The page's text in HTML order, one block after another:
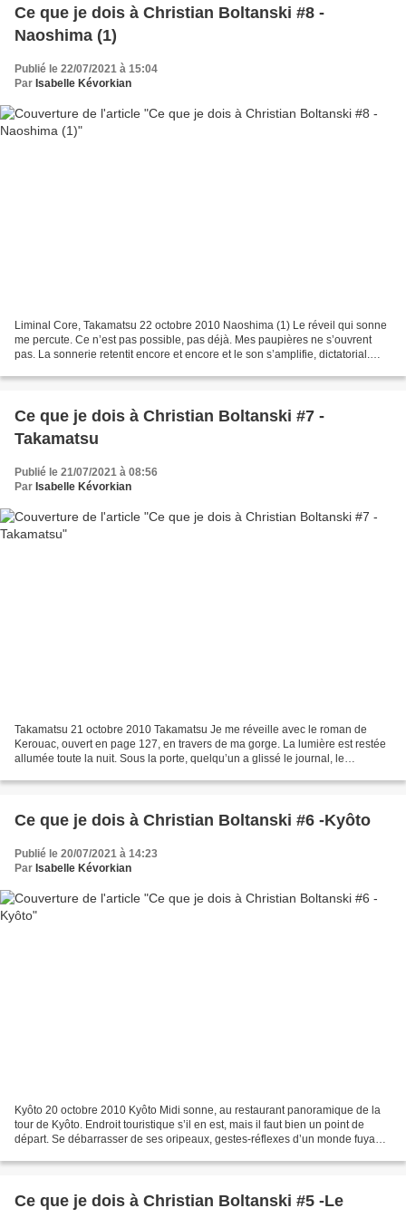
Ce que je dois à Christian Boltanski #8 -
Naoshima (1)
Publié le 22/07/2021 à 15:04
Par Isabelle Kévorkian
Liminal Core, Takamatsu 22 octobre 2010 Naoshima (1) Le réveil qui sonne
me percute. Ce n’est pas possible, pas déjà. Mes paupières ne s’ouvrent
pas. La sonnerie retentit encore et encore et le son s’amplifie, dictatorial.
Ce que je dois à Christian Boltanski #7 -
Takamatsu
Publié le 21/07/2021 à 08:56
Par Isabelle Kévorkian
Takamatsu 21 octobre 2010 Takamatsu Je me réveille avec le roman de
Kerouac, ouvert en page 127, en travers de ma gorge. La lumière est restée
allumée toute la nuit. Sous la porte, quelqu’un a glissé le journal, le
Ce que je dois à Christian Boltanski #6 -Kyôto
Publié le 20/07/2021 à 14:23
Par Isabelle Kévorkian
Kyôto 20 octobre 2010 Kyôto Midi sonne, au restaurant panoramique de la
tour de Kyôto. Endroit touristique s’il en est, mais il faut bien un point de
départ. Se débarrasser de ses oripeaux, gestes-réflexes d’un monde fuyant,
Ce que je dois à Christian Boltanski #5 -Le